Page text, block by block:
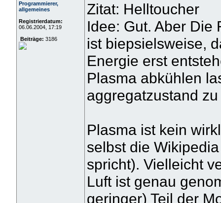
Programmierer,
allgemeines
Registrierdatum:
06.06.2004, 17:19
Beiträge: 3186
Zitat: Helltoucher
Idee: Gut. Aber Die
ist biepsielsweise,
Energie erst
Plasma abkühlen
aggregatzustand
Plasma ist kein
selbst die
spricht). Vielleicht
Luft ist genau
geringer) Teil der